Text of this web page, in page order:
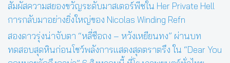
สัมผัสความสยองขวัญระดับมาสเตอร์พีซใน Her Private Hell
การกลับมาอย่างยิ่งใหญ่ของ Nicolas Winding Refn
สองดาวรุ่งน่าจับตา “หลี่ซือถง – หวังเหยียนทง” ผ่านบท
ทดสอบสุดหินก่อนโชว์พลังการแสดงสุดตราตรึง ใน “Dear You